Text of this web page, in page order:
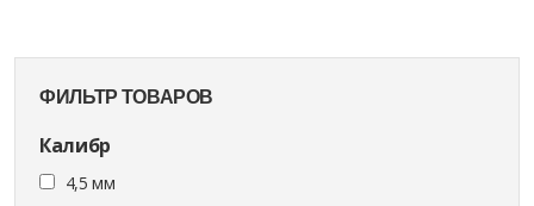
ФИЛЬТР ТОВАРОВ
Калибр
4,5 мм